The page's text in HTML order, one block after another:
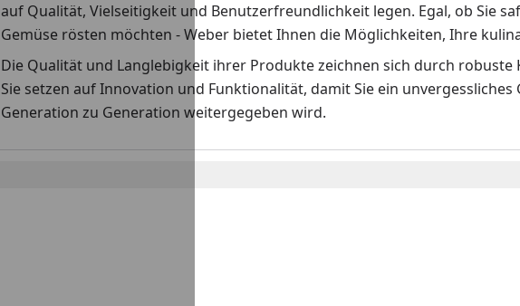
auf Qualität, Vielseitigkeit und Benutzerfreundlichkeit legen. Egal, ob Sie
Gemüse rösten möchten - Weber bietet Ihnen die Möglichkeiten, Ihre
Die Qualität und Langlebigkeit ihrer Produkte zeichnen sich durch
Sie setzen auf Innovation und Funktionalität, damit Sie ein
Generation zu Generation weitergegeben wird.